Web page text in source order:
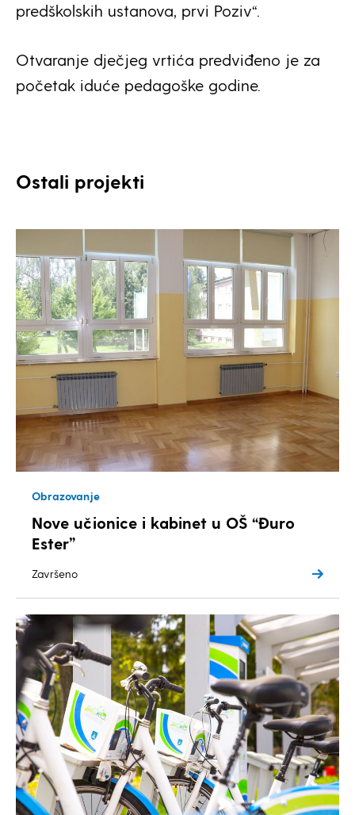
predškolskih ustanova, prvi Poziv“.
Otvaranje dječjeg vrtića predviđeno je za
početak iduće pedagoške godine.
Ostali projekti
Obrazovanje
Nove učionice i kabinet u OŠ “Đuro
Ester”
Završeno